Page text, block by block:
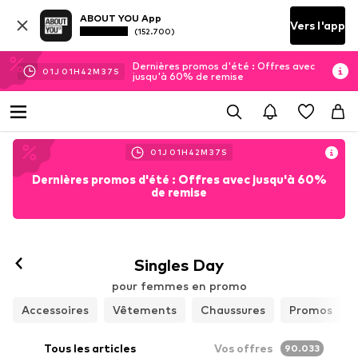
ABOUT YOU App
(152.700) Vers l'app
01J 01H 42M 36 S
Dernières promos d'été : Offres avec
jusqu'à 60% de remise
01J 01H 42M 36 S
Dernières promos d'été : Offres avec jusqu'à 60%
de remise
Singles Day
pour femmes en promo
Accessoires
Vêtements Chaussures Promos
Tous les articles Vos offres 90.033